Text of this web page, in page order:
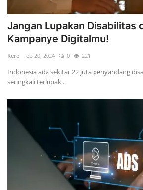
Jangan Lupakan Disabilitas
Kampanye Digitalmu!
Rere Feb 20, 2024 0 221
Indonesia ada sekitar 22 juta penyandang
seringkali terlupak...